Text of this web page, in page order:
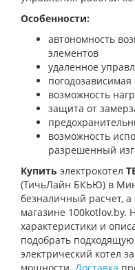
Особенности:
автономность
элементов
удаленное
возможность
защита от
возможность
разрешенный
Купить электрокотел
(ТичьЛайн БКЬЮ) в
безналичный расчет, а
магазине 100kotlov.by.
характеристики и
подобрать
электрический котел